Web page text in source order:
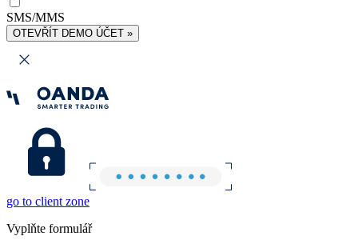
SMS/MMS
OTEVŘÍT DEMO ÚČET »
go to client zone
Vyplňte formulář